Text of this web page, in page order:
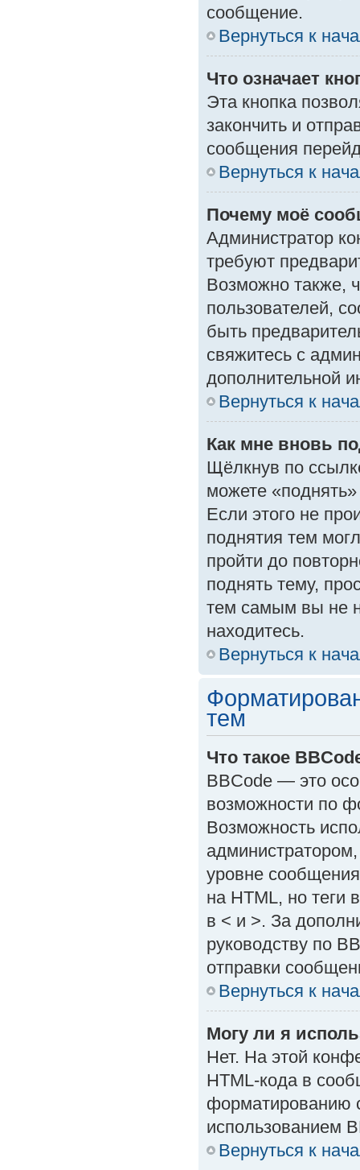
сообщение.
Вернуться к
Что означает
Эта кнопка
закончить и
сообщения
Вернуться к
Почему моё
Администратор
требуют
Возможно также,
пользователей,
быть
свяжитесь с
дополнительной
Вернуться к
Как мне вновь
Щёлкнув по
можете
Если этого не
поднятия тем
пройти до
поднять тему,
тем самым вы не
находитесь.
Вернуться к
тем
Что такое
BBCode — это
возможности по
Возможность
уровне
на HTML, но теги
в < и >. За
руководству по
отправки
Вернуться к
Могу ли я
Нет. На этой
HTML-кода в
форматированию
использованием
Вернуться к